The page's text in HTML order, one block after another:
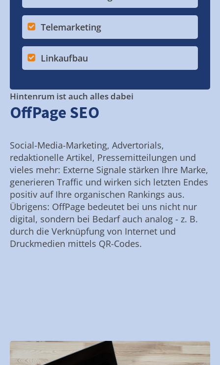
Telemarketing
Linkaufbau
Hintenrum ist auch alles dabei
OffPage SEO
Social-Media-Marketing, Advertorials,
redaktionelle Artikel, Pressemitteilungen und
vieles mehr: Externe Signale stärken Ihre Marke,
generieren Traffic und wirken sich letzten Endes
positiv auf Ihre organischen Rankings aus.
Übrigens: OffPage bedeutet bei uns nicht nur
digital, sondern bei Bedarf auch analog - z. B.
durch die Verknüpfung von Internet und
Druckmedien mittels QR-Codes.